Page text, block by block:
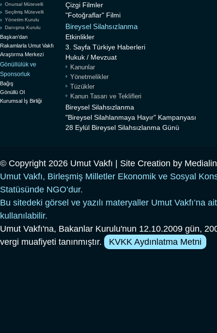
Onursal Mütevelli
Seçilmiş Mütevelli
Yönetim Kurulu
Danışma Kurulu
Başkan’dan
Rakamlarla Umut Vakfı
Araştırma Merkezi
Gönüllülük ve
Sponsorluk
Bağış
Gönüllü Ol
Kurumsal İş Birliği
Çizgi Filmler
"Fotoğraflar" Filmi
Bireysel Silahsızlanma
Etkinlikler
3. Sayfa Türkiye Haberleri
Hukuk / Mevzuat
Kanunlar
Yönetmelikler
Tüzükler
Kanun Tasarı ve Teklifleri
Bireysel Silahsızlanma
"Bireysel Silahlanmaya Hayır" Kampanyası
28 Eylül Bireysel Silahsızlanma Günü
© Copyright 2026 Umut Vakfı | Site Creation by
Umut Vakfı, Birleşmiş Milletler Ekonomik ve Sosyal
Statüsünde NGO’dur.
Bu sitedeki görsel ve yazılı materyaller Umut Vakfı’na
kullanılabilir.
Umut Vakfı'na, Bakanlar Kurulu'nun 12.10.2009 gün,
vergi muafiyeti tanınmıştır.
KVKK Aydınlatma Metni